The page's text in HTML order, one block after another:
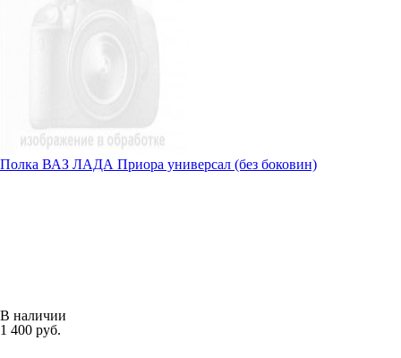
Полка ВАЗ ЛАДА Приора универсал (без боковин)
В наличии
1 400 руб.